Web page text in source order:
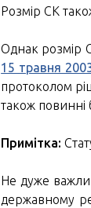
Розмір СК
Однак розмір
15 травня
протоколом
також повинні
Примітка:
Не дуже
державному